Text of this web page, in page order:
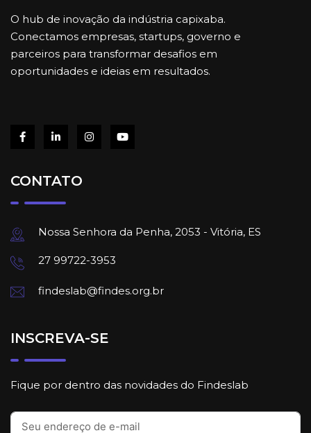
O hub de inovação da indústria capixaba.
Conectamos empresas, startups, governo e
parceiros para transformar desafios em
oportunidades e ideias em resultados.
CONTATO
Nossa Senhora da Penha, 2053 - Vitória, ES
27 99722-3953
findeslab@findes.org.br
INSCREVA-SE
Fique por dentro das novidades do Findeslab